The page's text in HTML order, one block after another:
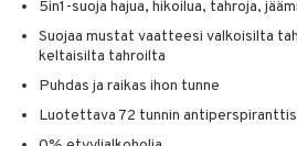
5in1-suoja hajua, hikoilua, tahroja,
Suojaa mustat vaatteesi valkoisilta
keltaisilta tahroilta
Puhdas ja raikas ihon tunne
Luotettava 72 tunnin
Happy
Miehille